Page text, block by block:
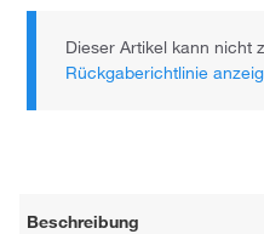
Dieser Artikel kann nicht
Rückgaberichtlinie
Beschreibung